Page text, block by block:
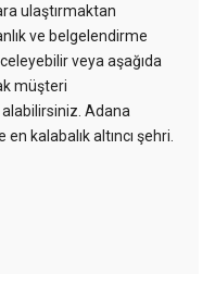
ulaştırmaktan
ve belgelendirme
veya aşağıda
müşteri
Adana
kalabalık altıncı şehri.